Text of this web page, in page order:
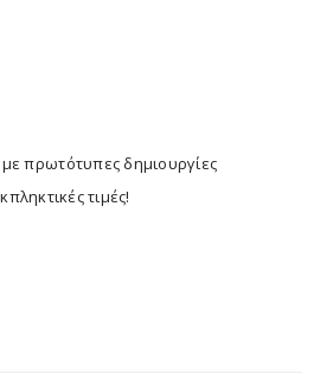
πρωτότυπες δημιουργίες
τιμές!